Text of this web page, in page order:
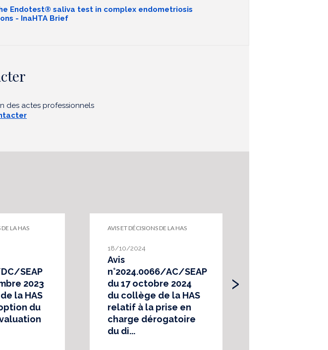
Endotest® saliva test in complex endometriosis
- InaHTA Brief
des actes professionnels
DE LA HAS
SEAP
2023
la HAS
du
AVIS ET DÉCISIONS DE LA HAS
18/10/2024
Avis
n°2024.0066/AC/SEAP
du 17 octobre 2024
du collège de la HAS
relatif à la prise en
charge dérogatoire
du di...
›